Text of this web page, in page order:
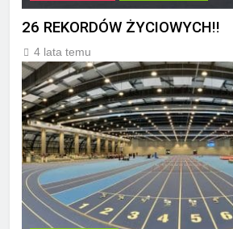
26 REKORDÓW ŻYCIOWYCH!!
4 lata temu